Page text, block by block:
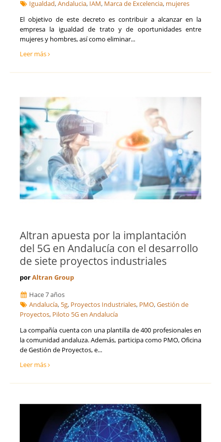
Teruel
Toledo
Valencia
Valladolid
Talento, Recursos Humanos y selección de personal
Tecnología, Software e IA
Ventas y Comercial
Igualdad,Andalucia, IAM, Marca de Excelencia, mujeres
El objetivo de este decreto es contribuir a alcanzar en la
empresa la igualdad de trato y de oportunidades entre
mujeres y hombres, así como eliminar...
Leer más
Altran apuesta por la implantación
del 5G en Andalucía con el desarrollo
de siete proyectos industriales
porAltran Group
Hace 7 años
Andalucía, 5g, Proyectos Industriales, PMO,Gestión de
Proyectos, Piloto 5G en Andalucía
La compañía cuenta con una plantilla de 400 profesionales en
la comunidad andaluza. Además, participa como PMO, Oficina
de Gestión de Proyectos, e...
Leer más